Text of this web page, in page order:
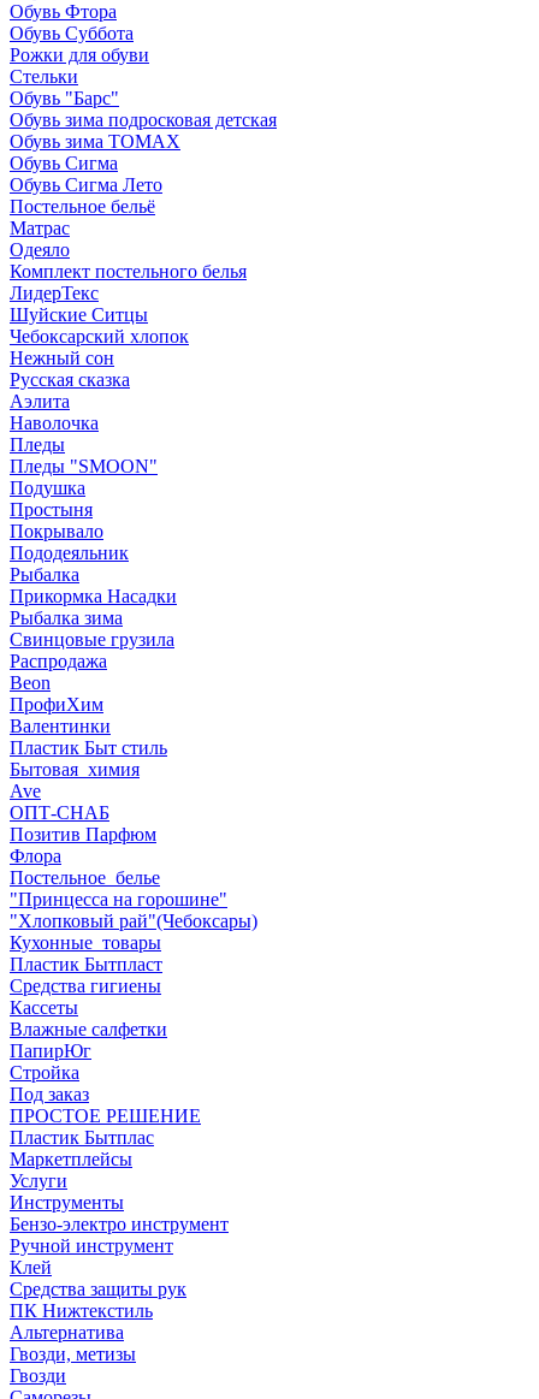
Обувь Фтора
Обувь Суббота
Рожки для обуви
Стельки
Обувь "Барс"
Обувь зима подросковая детская
Обувь зима ТОМАХ
Обувь Сигма
Обувь Сигма Лето
Постельное бельё
Матрас
Одеяло
Комплект постельного белья
ЛидерТекс
Шуйские Ситцы
Чебоксарский хлопок
Нежный сон
Русская сказка
Аэлита
Наволочка
Пледы
Пледы "SMOON"
Подушка
Простыня
Покрывало
Пододеяльник
Рыбалка
Прикормка Насадки
Рыбалка зима
Свинцовые грузила
Распродажа
Beon
ПрофиХим
Валентинки
Пластик Быт стиль
Бытовая_химия
Ave
ОПТ-СНАБ
Позитив Парфюм
Флора
Постельное_белье
"Принцесса на горошине"
"Хлопковый рай"(Чебоксары)
Кухонные_товары
Пластик Бытпласт
Средства гигиены
Кассеты
Влажные салфетки
ПапирЮг
Стройка
Под заказ
ПРОСТОЕ РЕШЕНИЕ
Пластик Бытплас
Маркетплейсы
Услуги
Инструменты
Бензо-электро инструмент
Ручной инструмент
Клей
Средства защиты рук
ПК Нижтекстиль
Альтернатива
Гвозди, метизы
Гвозди